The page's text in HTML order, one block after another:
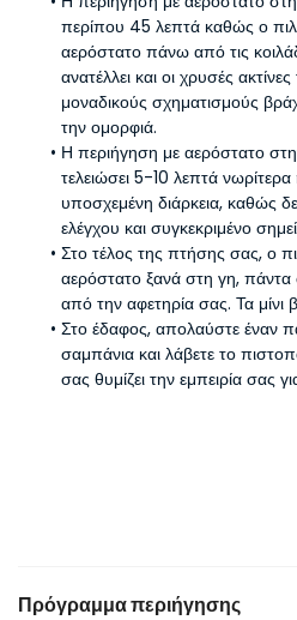
περίπου 45 λεπτά καθώς ο
αερόστατο πάνω από τις
ανατέλλει και οι χρυσές
μοναδικούς σχηματισμούς
την ομορφιά.
Η περιήγηση με αερόστατο
τελειώσει 5-10 λεπτά
υποσχεμένη διάρκεια, καθώς
ελέγχου και συγκεκριμένο
Στο τέλος της πτήσης σας, ο
αερόστατο ξανά στη γη, πάντα
από την αφετηρία σας. Τα μίνι
Στο έδαφος, απολαύστε έναν
σαμπάνια και λάβετε το
σας θυμίζει την εμπειρία σας
Πρόγραμμα περιήγησης